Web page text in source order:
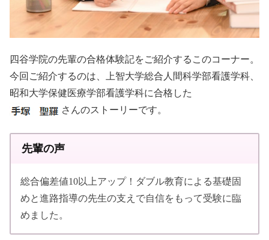
四谷学院の先輩の合格体験記をご紹介するこのコーナー。
今回ご紹介するのは、上智大学総合人間科学部看護学科、
昭和大学保健医療学部看護学科に合格した
さんのストーリーです。
先輩の声
総合偏差値10以上アップ！ダブル教育による基礎固
めと進路指導の先生の支えで自信をもって受験に臨
めました。